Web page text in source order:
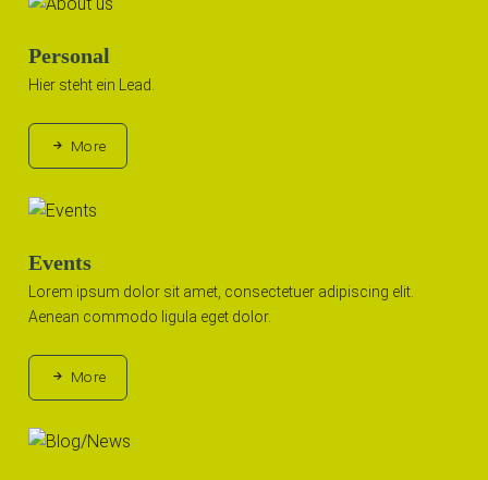
Personal
Hier steht ein Lead.
More
Events
Lorem ipsum dolor sit amet, consectetuer adipiscing elit.
Aenean commodo ligula eget dolor.
More